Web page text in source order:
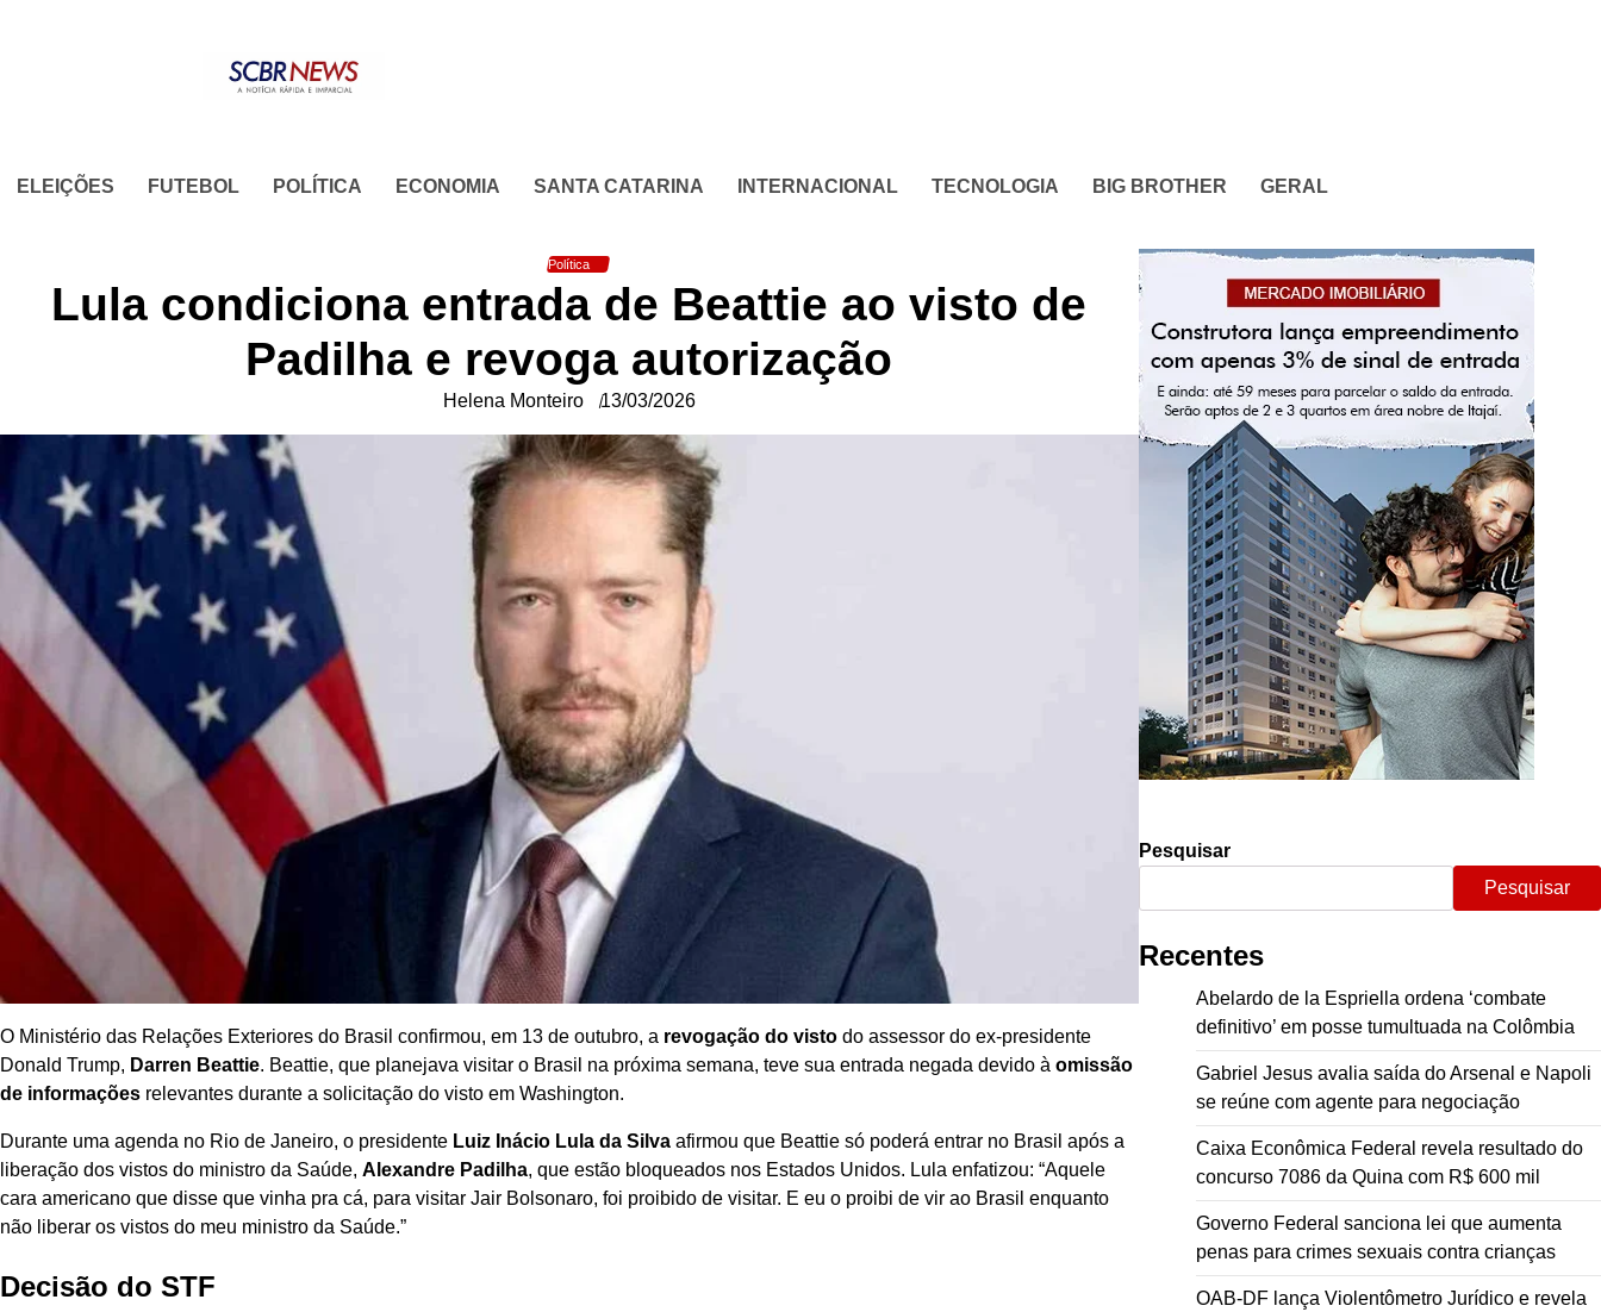
ELEIÇÕES FUTEBOL POLÍTICA ECONOMIA SANTA CATARINA INTERNACIONAL TECNOLOGIA BIG BROTHER GERAL
Política
Lula condiciona entrada de Beattie ao visto de
Padilha e revoga autorização
Helena Monteiro 13/03/2026
O Ministério das Relações Exteriores do Brasil confirmou, em 13 de outubro, a revogação do visto do assessor do ex-presidente
Donald Trump, Darren Beattie. Beattie, que planejava visitar o Brasil na próxima semana, teve sua entrada negada devido à omissão
de informações relevantes durante a solicitação do visto em Washington.
Durante uma agenda no Rio de Janeiro, o presidente Luiz Inácio Lula da Silva afirmou que Beattie só poderá entrar no Brasil após a
liberação dos vistos do ministro da Saúde, Alexandre Padilha, que estão bloqueados nos Estados Unidos. Lula enfatizou: “Aquele
cara americano que disse que vinha pra cá, para visitar Jair Bolsonaro, foi proibido de visitar. E eu o proibi de vir ao Brasil enquanto
não liberar os vistos do meu ministro da Saúde.”
Decisão do STF
Pesquisar
Pesquisar
Recentes
Abelardo de la Espriella ordena ‘combate
definitivo’ em posse tumultuada na Colômbia
Gabriel Jesus avalia saída do Arsenal e Napoli
se reúne com agente para negociação
Caixa Econômica Federal revela resultado do
concurso 7086 da Quina com R$ 600 mil
Governo Federal sanciona lei que aumenta
penas para crimes sexuais contra crianças
OAB-DF lança Violentômetro Jurídico e revela